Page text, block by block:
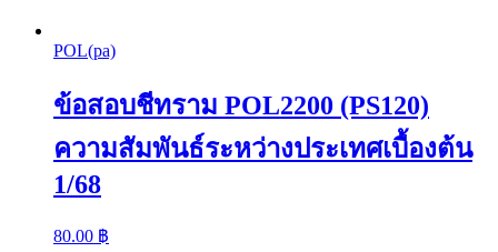
POL(pa)
ข้อสอบชีทราม POL2200 (PS120)
ความสัมพันธ์ระหว่างประเทศเบื้องต้น
1/68
80.00 ฿